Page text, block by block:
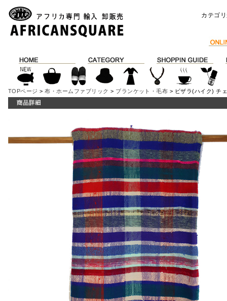
カテゴ
TOPページ >布・ホームファブリック > ブランケット・毛布 > ビザラ(ハイク) チ